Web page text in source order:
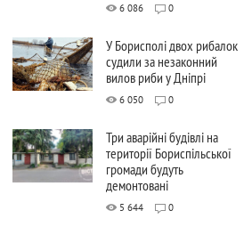
6 086 0
У Борисполі двох рибалок
судили за незаконний
вилов риби у Дніпрі
6 050 0
Три аварійні будівлі на
території Бориспільської
громади будуть
демонтовані
5 644 0